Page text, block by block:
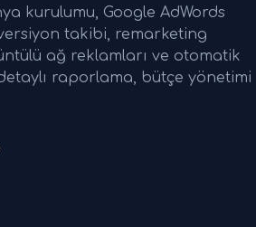
kurulumu, Google AdWords
takibi, remarketing
ağ reklamları ve otomatik
raporlama, bütçe yönetimi